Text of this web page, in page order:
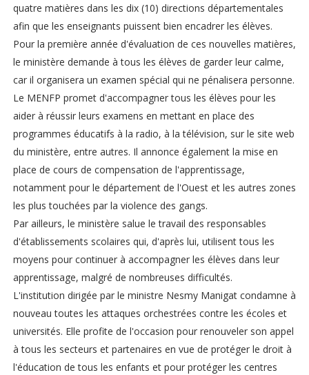
quatre matières dans les dix (10) directions départementales
afin que les enseignants puissent bien encadrer les élèves.
Pour la première année d'évaluation de ces nouvelles matières,
le ministère demande à tous les élèves de garder leur calme,
car il organisera un examen spécial qui ne pénalisera personne.
Le MENFP promet d'accompagner tous les élèves pour les
aider à réussir leurs examens en mettant en place des
programmes éducatifs à la radio, à la télévision, sur le site web
du ministère, entre autres. Il annonce également la mise en
place de cours de compensation de l'apprentissage,
notamment pour le département de l'Ouest et les autres zones
les plus touchées par la violence des gangs.
Par ailleurs, le ministère salue le travail des responsables
d'établissements scolaires qui, d'après lui, utilisent tous les
moyens pour continuer à accompagner les élèves dans leur
apprentissage, malgré de nombreuses difficultés.
L'institution dirigée par le ministre Nesmy Manigat condamne à
nouveau toutes les attaques orchestrées contre les écoles et
universités. Elle profite de l'occasion pour renouveler son appel
à tous les secteurs et partenaires en vue de protéger le droit à
l'éducation de tous les enfants et pour protéger les centres